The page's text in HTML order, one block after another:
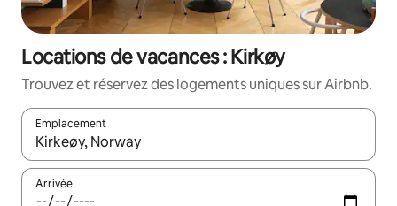
Locations de vacances : Kirkøy
Trouvez et réservez des logements uniques sur Airbnb.
Emplacement
Quand les résultats sont affichés, parcourez-les en utilisant
Arrivée